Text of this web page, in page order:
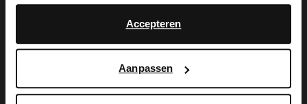
Accepteren
Aanpassen
Blauer Orbitkey-Schlüsselanhänger aus Leder
39.99 149.99
English